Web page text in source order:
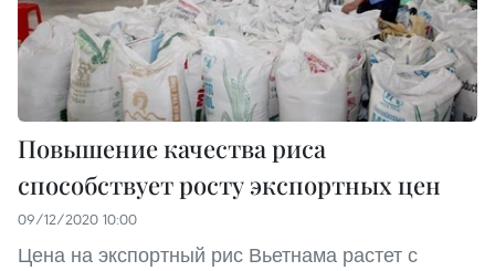
Повышение качества риса
способствует росту экспортных цен
09/12/2020 10:00
Цена на экспортный рис Вьетнама растет с